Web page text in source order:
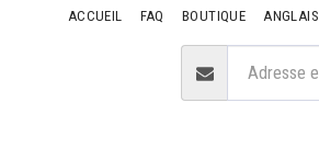
ACCUEIL FAQ BOUTIQUE ANGLAIS